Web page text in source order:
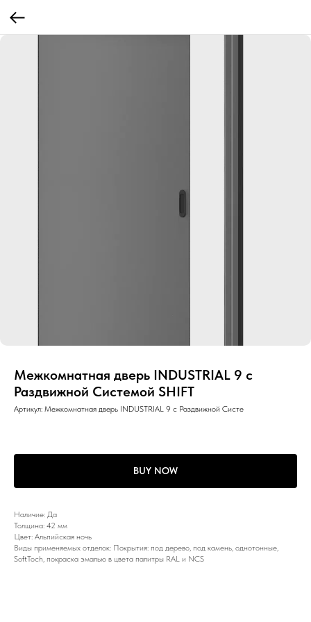
Межкомнатная дверь INDUSTRIAL 9 с
Раздвижной Системой SHIFT
Артикул: Межкомнатная дверь INDUSTRIAL 9 с Раздвижной Систе
BUY NOW
Наличие: Да
Толщина: 42 мм
Цвет: Альпийская ночь
Виды применяемых отделок: Покрытия: под дерево, под камень, однотонные,
SoftToch, покраска эмалью в цвета палитры RAL и NCS